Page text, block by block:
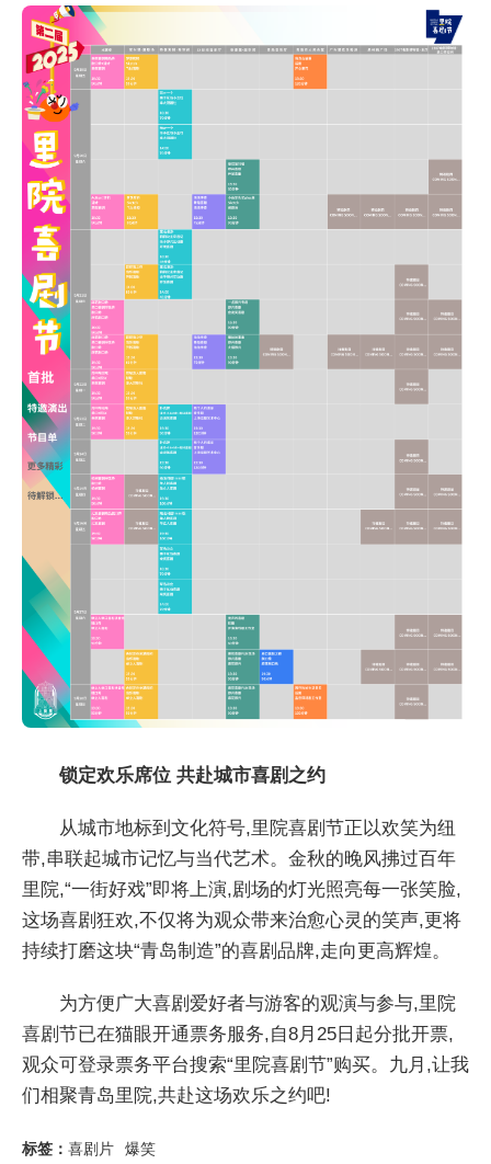
锁定欢乐席位 共赴城市喜剧之约
从城市地标到文化符号,里院喜剧节正以欢笑为纽
带,串联起城市记忆与当代艺术。金秋的晚风拂过百年
里院,“一街好戏”即将上演,剧场的灯光照亮每一张笑脸,
这场喜剧狂欢,不仅将为观众带来治愈心灵的笑声,更将
持续打磨这块“青岛制造”的喜剧品牌,走向更高辉煌。
为方便广大喜剧爱好者与游客的观演与参与,里院
喜剧节已在猫眼开通票务服务,自8月25日起分批开票,
观众可登录票务平台搜索“里院喜剧节”购买。九月,让我
们相聚青岛里院,共赴这场欢乐之约吧!
标签： 喜剧片 爆笑